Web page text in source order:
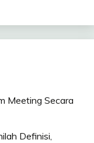
Meeting Secara
Definisi,